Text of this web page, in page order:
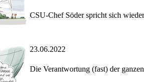
CSU-Chef Söder spricht sich
23.06.2022
Die Verantwortung (fast) der